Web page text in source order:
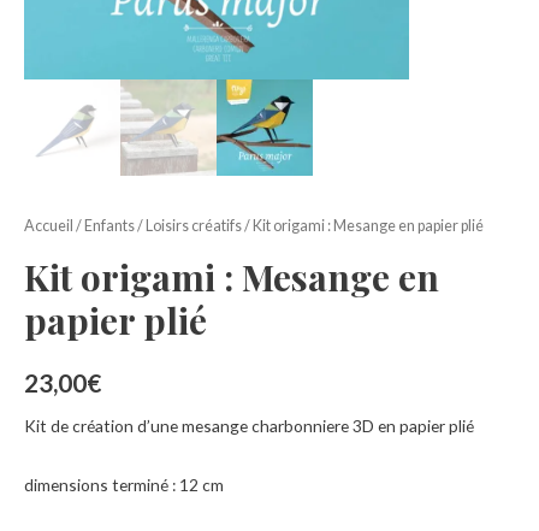
Accueil / Enfants/ Loisirs créatifs/ Kit origami : Mesange en papier plié
Kit origami : Mesange en
papier plié
23,00€
Kit de création d’une mesange charbonniere 3D en papier plié
dimensions terminé : 12 cm